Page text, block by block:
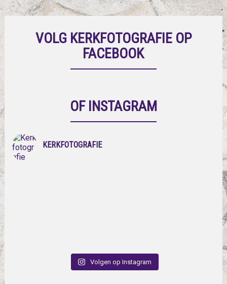
VOLG KERKFOTOGRAFIE OP
FACEBOOK
OF INSTAGRAM
KERKFOTOGRAFIE
Volgen op Instagram